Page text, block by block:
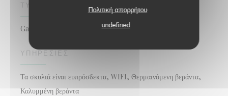
Πολιτική απορρήτου
undefined
ΤΎΠΟΣ ΕΠΙΧΕΊΡΗΣΗΣ
Gastro Pub
ΥΠΗΡΕΣΊΕΣ
Τα σκυλιά είναι ευπρόσδεκτα, WIFI, Θερμαινόμενη βεράντα,
Καλυμμένη βεράντα